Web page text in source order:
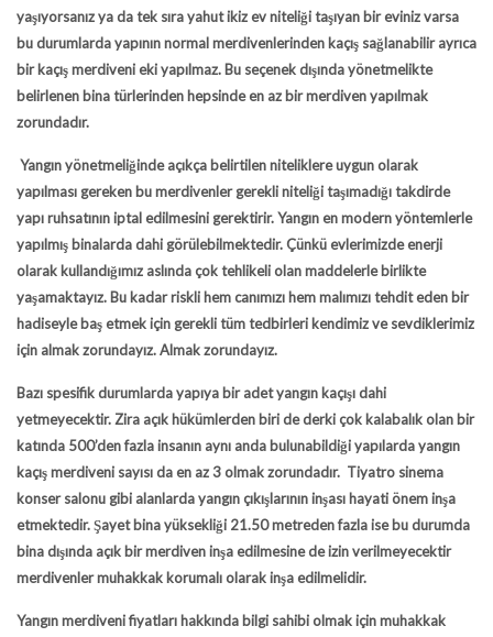
yaşıyorsanız ya da tek sıra yahut ikiz ev niteliği taşıyan bir eviniz varsa
bu durumlarda yapının normal merdivenlerinden kaçış sağlanabilir ayrıca
bir kaçış merdiveni eki yapılmaz. Bu seçenek dışında yönetmelikte
belirlenen bina türlerinden hepsinde en az bir merdiven yapılmak
zorundadır.
Yangın yönetmeliğinde açıkça belirtilen niteliklere uygun olarak
yapılması gereken bu merdivenler gerekli niteliği taşımadığı takdirde
yapı ruhsatının iptal edilmesini gerektirir. Yangın en modern yöntemlerle
yapılmış binalarda dahi görülebilmektedir. Çünkü evlerimizde enerji
olarak kullandığımız aslında çok tehlikeli olan maddelerle birlikte
yaşamaktayız. Bu kadar riskli hem canımızı hem malımızı tehdit eden bir
hadiseyle baş etmek için gerekli tüm tedbirleri kendimiz ve sevdiklerimiz
için almak zorundayız. Almak zorundayız.
Bazı spesifik durumlarda yapıya bir adet yangın kaçışı dahi
yetmeyecektir. Zira açık hükümlerden biri de derki çok kalabalık olan bir
katında 500’den fazla insanın aynı anda bulunabildiği yapılarda yangın
kaçış merdiveni sayısı da en az 3 olmak zorundadır. Tiyatro sinema
konser salonu gibi alanlarda yangın çıkışlarının inşası hayati önem inşa
etmektedir. Şayet bina yüksekliği 21.50 metreden fazla ise bu durumda
bina dışında açık bir merdiven inşa edilmesine de izin verilmeyecektir
merdivenler muhakkak korumalı olarak inşa edilmelidir.
Yangın merdiveni fiyatları hakkında bilgi sahibi olmak için muhakkak